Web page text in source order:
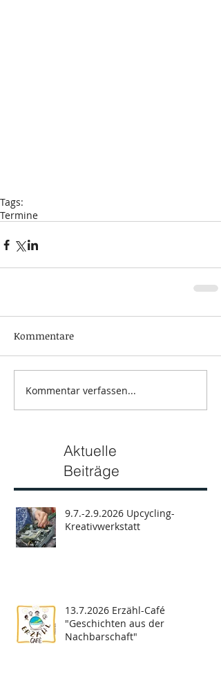
Tags:
Termine
Kommentare
Kommentar verfassen...
Aktuelle
Beiträge
9.7.-2.9.2026 Upcycling-
Kreativwerkstatt
13.7.2026 Erzähl-Café
"Geschichten aus der
Nachbarschaft"